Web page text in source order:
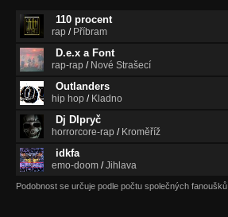
110 procent
rap / Příbram
D.e.x a Font
rap-rap / Nové Strašecí
Outlanders
hip hop / Kladno
Dj DIpryč
horrorcore-rap / Kroměříž
idkfa
emo-doom /Jihlava
Podobnost se určuje podle počtu společných fanoušků.